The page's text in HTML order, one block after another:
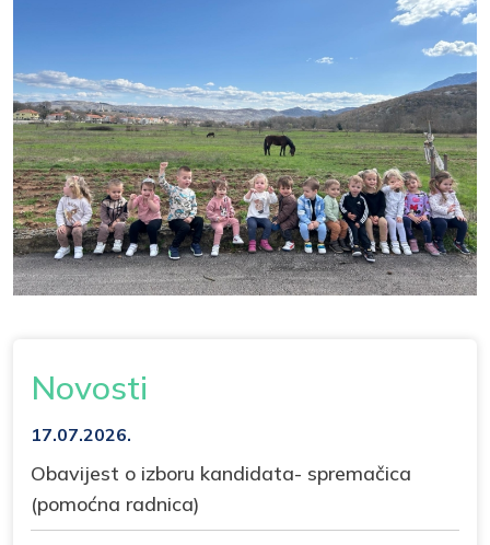
Novosti
17.07.2026.
Obavijest o izboru kandidata- spremačica
(pomoćna radnica)